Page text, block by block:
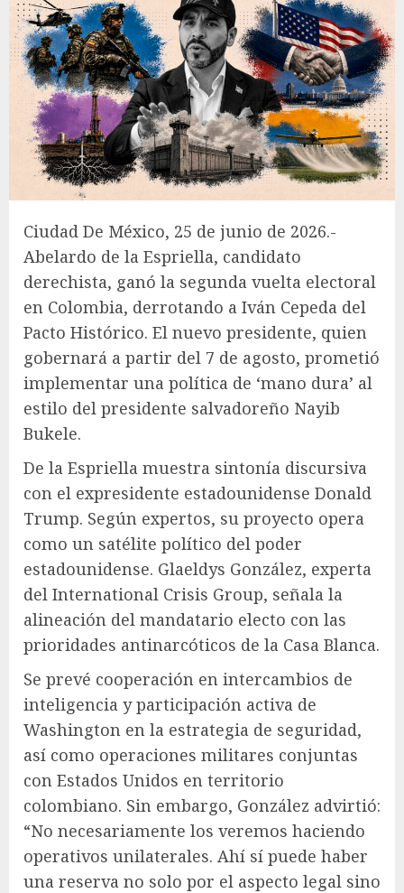
Ciudad De México, 25 de junio de 2026.-
Abelardo de la Espriella, candidato
derechista, ganó la segunda vuelta electoral
en Colombia, derrotando a Iván Cepeda del
Pacto Histórico. El nuevo presidente, quien
gobernará a partir del 7 de agosto, prometió
implementar una política de ‘mano dura’ al
estilo del presidente salvadoreño Nayib
Bukele.
De la Espriella muestra sintonía discursiva
con el expresidente estadounidense Donald
Trump. Según expertos, su proyecto opera
como un satélite político del poder
estadounidense. Glaeldys González, experta
del International Crisis Group, señala la
alineación del mandatario electo con las
prioridades antinarcóticos de la Casa Blanca.
Se prevé cooperación en intercambios de
inteligencia y participación activa de
Washington en la estrategia de seguridad,
así como operaciones militares conjuntas
con Estados Unidos en territorio
colombiano. Sin embargo, González advirtió:
“No necesariamente los veremos haciendo
operativos unilaterales. Ahí sí puede haber
una reserva no solo por el aspecto legal sino